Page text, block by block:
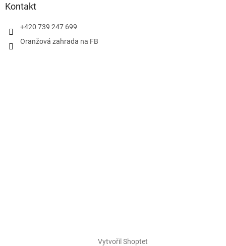
Kontakt
+420 739 247 699
Oranžová zahrada na FB
Vytvořil Shoptet